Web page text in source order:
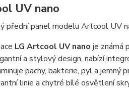
UV nano
přední panel modelu Artcool UV
LG Artcool UV nano je známá
a stylový design, nabízí
pachy, bakterie, pyl a jemný
linie a chytré bílé osvětlení